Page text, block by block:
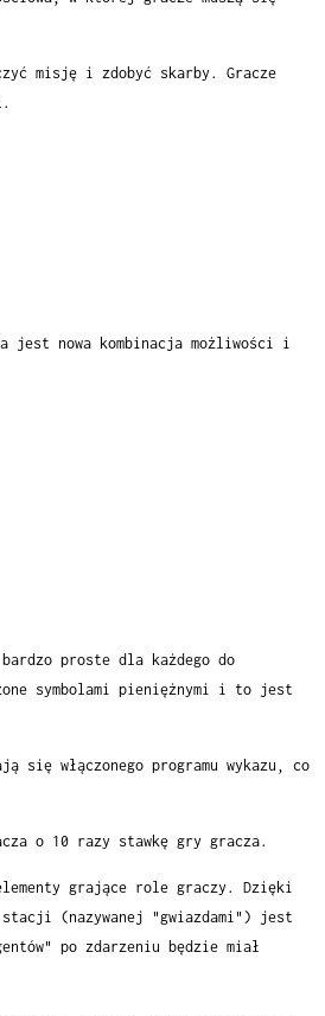
misję i zdobyć skarby. Gracze
jest nowa kombinacja możliwości i
proste dla każdego do
symbolami pieniężnymi i to jest
się włączonego programu wykazu, co
o 10 razy stawkę gry gracza.
grające role graczy. Dzięki
stacji (nazywanej "gwiazdami") jest
po zdarzeniu będzie miał